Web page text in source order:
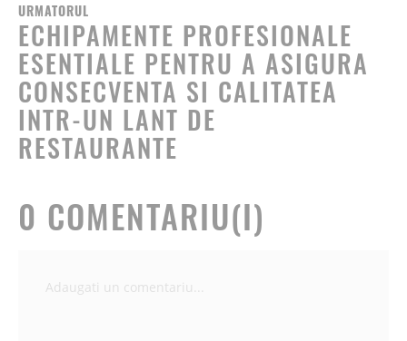
URMATORUL
ECHIPAMENTE PROFESIONALE
ESENTIALE PENTRU A ASIGURA
CONSECVENTA SI CALITATEA
INTR-UN LANT DE
RESTAURANTE
0 COMENTARIU(I)